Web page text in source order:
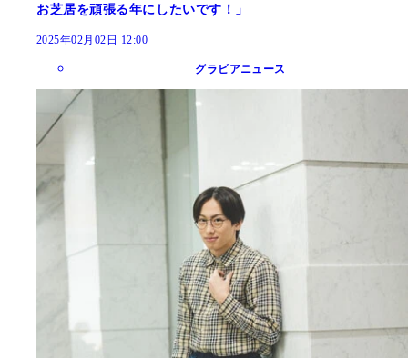
お芝居を頑張る年にしたいです！」
2025年02月02日 12:00
グラビアニュース